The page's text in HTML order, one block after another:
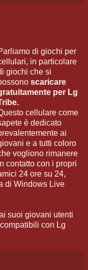
di giochi per
in particolare
giochi che si
scaricare
per Lg
cellulare come
è dedicato
ai
e a tutti coloro
vogliono rimanere
contatto con i propri
24 ore su 24,
di Windows Live
suoi giovani utenti
con Lg